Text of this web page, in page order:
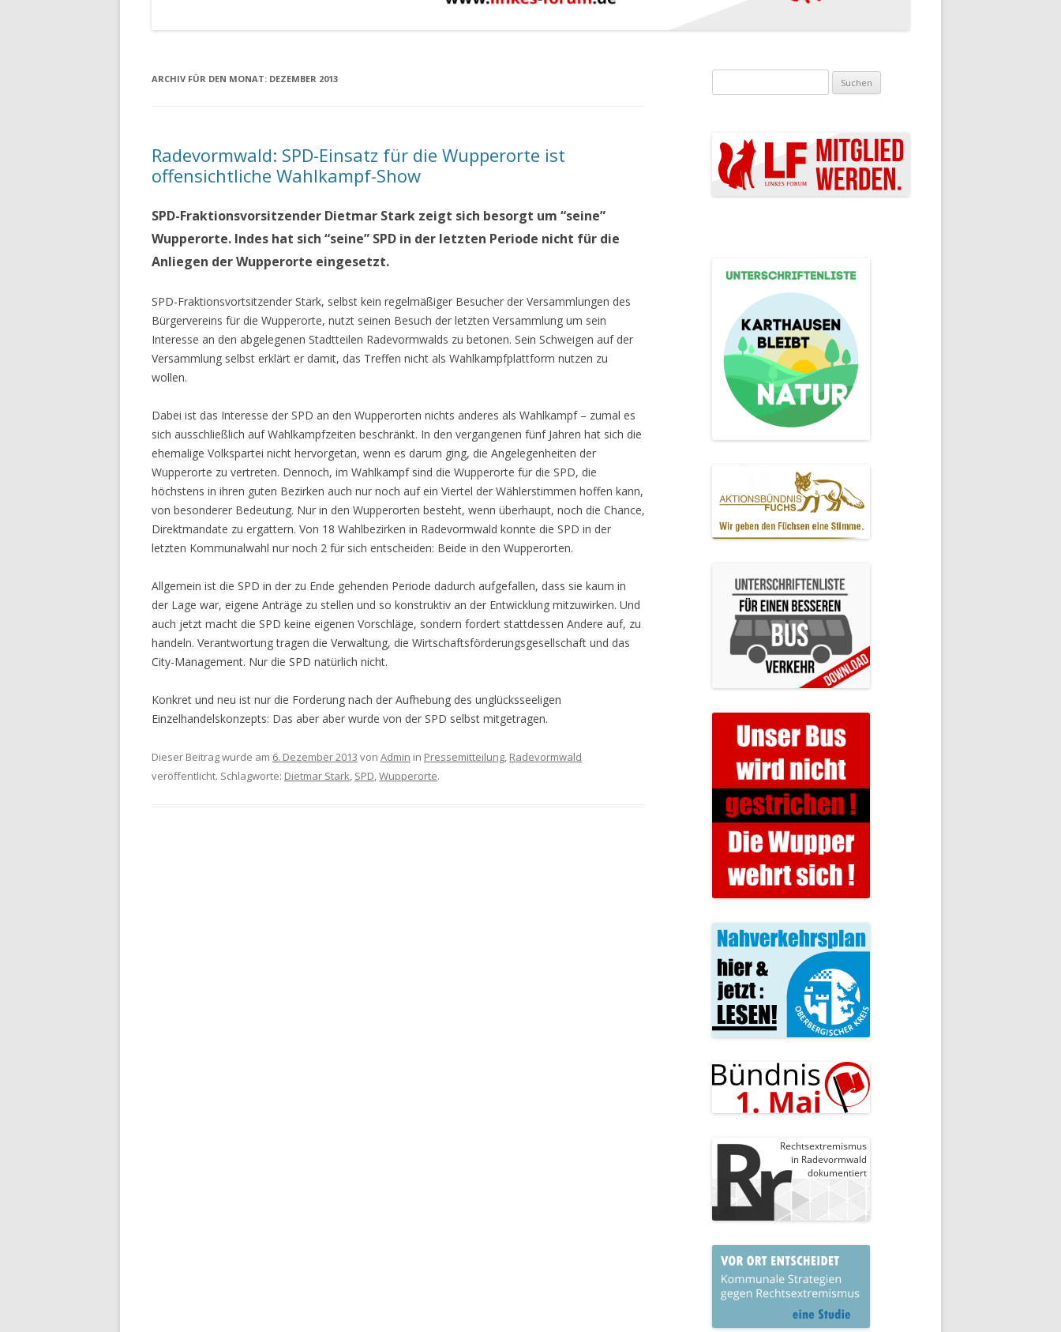
ARCHIV FÜR DEN MONAT: DEZEMBER 2013
Radevormwald: SPD-Einsatz für die Wupperorte ist
offensichtliche Wahlkampf-Show
SPD-Fraktionsvorsitzender Dietmar Stark zeigt sich besorgt um “seine”
Wupperorte. Indes hat sich “seine” SPD in der letzten Periode nicht für die
Anliegen der Wupperorte eingesetzt.
SPD-Fraktionsvortsitzender Stark, selbst kein regelmäßiger Besucher der Versammlungen des
Bürgervereins für die Wupperorte, nutzt seinen Besuch der letzten Versammlung um sein
Interesse an den abgelegenen Stadtteilen Radevormwalds zu betonen. Sein Schweigen auf der
Versammlung selbst erklärt er damit, das Treffen nicht als Wahlkampfplattform nutzen zu
wollen.
Dabei ist das Interesse der SPD an den Wupperorten nichts anderes als Wahlkampf – zumal es
sich ausschließlich auf Wahlkampfzeiten beschränkt. In den vergangenen fünf Jahren hat sich die
ehemalige Volkspartei nicht hervorgetan, wenn es darum ging, die Angelegenheiten der
Wupperorte zu vertreten. Dennoch, im Wahlkampf sind die Wupperorte für die SPD, die
höchstens in ihren guten Bezirken auch nur noch auf ein Viertel der Wählerstimmen hoffen kann,
von besonderer Bedeutung. Nur in den Wupperorten besteht, wenn überhaupt, noch die Chance,
Direktmandate zu ergattern. Von 18 Wahlbezirken in Radevormwald konnte die SPD in der
letzten Kommunalwahl nur noch 2 für sich entscheiden: Beide in den Wupperorten.
Allgemein ist die SPD in der zu Ende gehenden Periode dadurch aufgefallen, dass sie kaum in
der Lage war, eigene Anträge zu stellen und so konstruktiv an der Entwicklung mitzuwirken. Und
auch jetzt macht die SPD keine eigenen Vorschläge, sondern fordert stattdessen Andere auf, zu
handeln. Verantwortung tragen die Verwaltung, die Wirtschaftsförderungsgesellschaft und das
City-Management. Nur die SPD natürlich nicht.
Konkret und neu ist nur die Forderung nach der Aufhebung des unglücksseeligen
Einzelhandelskonzepts: Das aber aber wurde von der SPD selbst mitgetragen.
Dieser Beitrag wurde am 6. Dezember 2013 von Admin in Pressemitteilung, Radevormwald
veröffentlicht. Schlagworte: Dietmar Stark, SPD,Wupperorte.